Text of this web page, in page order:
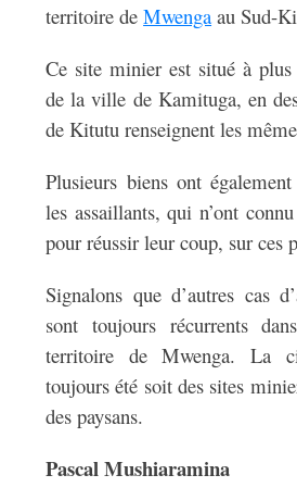
territoire deMwenga au Sud-
Ce site minier est situé à
de la ville de Kamituga, en
de Kitutu renseignent les
Plusieurs biens ont
les assaillants, qui n’ont
pour réussir leur coup, sur ces
Signalons que d’autres cas
sont toujours récurrents
territoire de Mwenga. La
toujours été soit des sites
des paysans.
Pascal Mushiaramina